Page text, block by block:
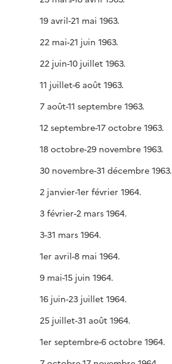
19 avril-21 mai 1963.
22 mai-21 juin 1963.
22 juin-10 juillet 1963.
11 juillet-6 août 1963.
7 août-11 septembre 1963.
12 septembre-17 octobre 1963.
18 octobre-29 novembre 1963.
30 novembre-31 décembre 1963.
2 janvier-1er février 1964.
3 février-2 mars 1964.
3-31 mars 1964.
1er avril-8 mai 1964.
9 mai-15 juin 1964.
16 juin-23 juillet 1964.
25 juillet-31 août 1964.
1er septembre-6 octobre 1964.